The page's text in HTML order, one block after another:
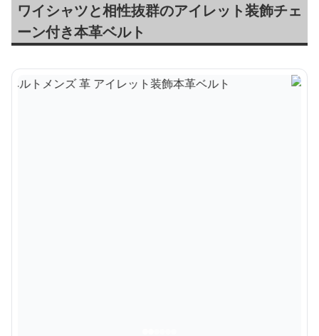
ワイシャツと相性抜群のアイレット装飾チェ
ーン付き本革ベルト